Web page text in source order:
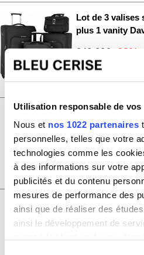
Utilisation responsable de vos
Nous et nos 1022 partenaires
personnelles, telles que votre
technologies comme les
à des informations sur votre
publicités et du contenu
mesures de performance des
ainsi que de réaliser des
ainsi le développement de
Lot de 3 valises
plus 1 vanity
340.00€ -68%
110.00€
BA50304
Valise cabine
45.50cm
30.00€
K0335-
Valise cabine
30.00€